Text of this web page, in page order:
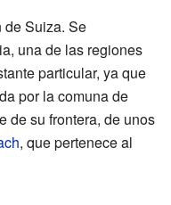
de Suiza. Se
una de las regiones
particular, ya que
por la comuna de
de su frontera, de unos
, que pertenece al